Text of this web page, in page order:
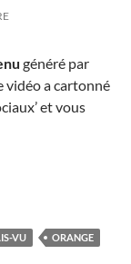
généré par
vidéo a cartonné
et vous
VU ORANGE